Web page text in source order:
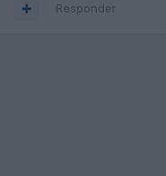
Responder